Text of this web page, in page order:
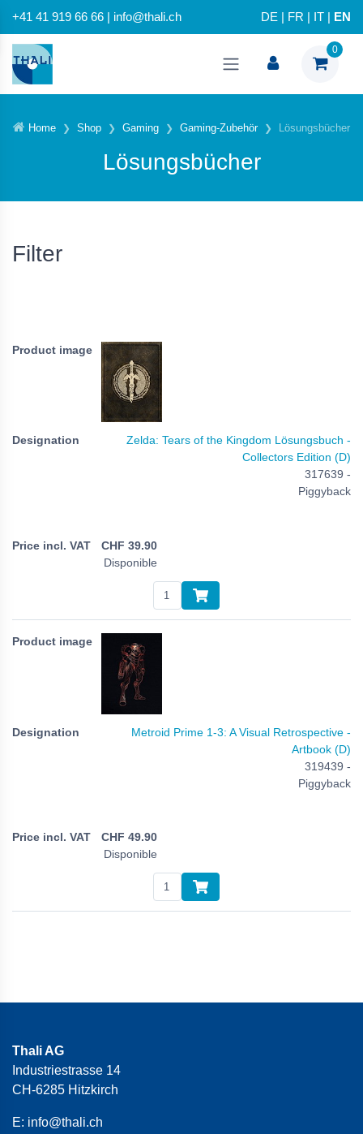
+41 41 919 66 66 | info@thali.ch DE FR IT EN
0
Home Shop Gaming Gaming-Zubehör Lösungsbücher
Lösungsbücher
Filter
Zelda: Tears of the Kingdom Lösungsbuch -
Collectors Edition (D)
317639 -
Piggyback
CHF 39.90
Disponible
Metroid Prime 1-3: A Visual Retrospective -
Artbook (D)
319439 -
Piggyback
CHF 49.90
Disponible
Thali AG
Industriestrasse 14
CH-6285 Hitzkirch
E: info@thali.ch